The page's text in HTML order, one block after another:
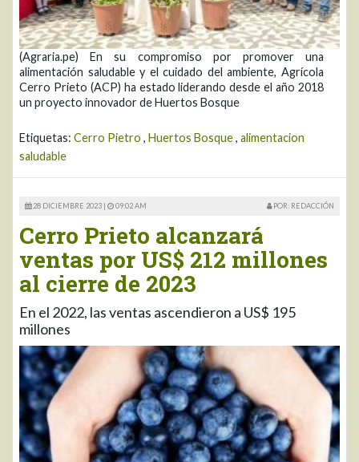
(Agraria.pe) En su compromiso por promover una
alimentación saludable y el cuidado del ambiente, Agrícola
Cerro Prieto (ACP) ha estado liderando desde el año 2018
un proyecto innovador de Huertos Bosque
Etiquetas: Cerro Pietro , Huertos Bosque, alimentacion
saludable
28 DICIEMBRE 2023 | 09:02 AM POR: REDACCIÓN
Cerro Prieto alcanzará
ventas por US$ 212 millones
al cierre de 2023
En el 2022, las ventas ascendieron a US$ 195
millones